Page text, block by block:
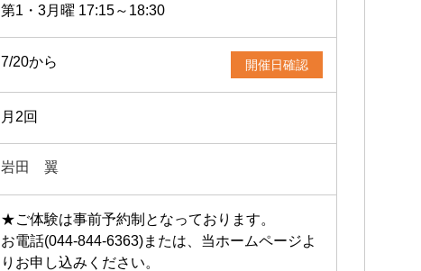
第1・3月曜 17:15～18:30
7/20から 開催日確認
月2回
岩田 翼
★ご体験は事前予約制となっております。
お電話(044-844-6363)または、当ホームページよ
りお申し込みください。